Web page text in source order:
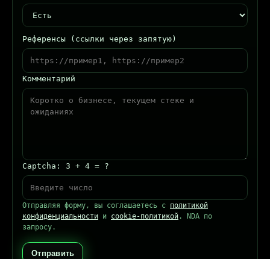
Референсы (ссылки через запятую)
Комментарий
Captcha: 3 + 4 = ?
Отправляя форму, вы соглашаетесь с политикой
конфиденциальности и cookie‑политикой. NDA по
запросу.
Отправить